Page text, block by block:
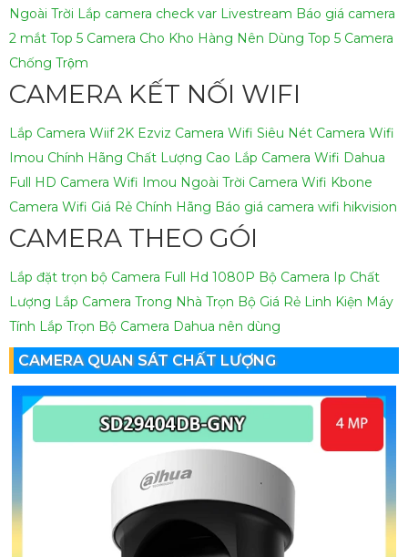
Ngoài Trời Lắp camera check var Livestream Báo giá camera
2 mắt Top 5 Camera Cho Kho Hàng Nên Dùng Top 5 Camera
Chống Trộm
CAMERA KẾT NỐI WIFI
Lắp Camera Wiif 2K Ezviz Camera Wifi Siêu Nét Camera Wifi
Imou Chính Hãng Chất Lượng Cao Lắp Camera Wifi Dahua
Full HD Camera Wifi Imou Ngoài Trời Camera Wifi Kbone
Camera Wifi Giá Rẻ Chính Hãng Báo giá camera wifi hikvision
CAMERA THEO GÓI
Lắp đặt trọn bộ Camera Full Hd 1080P Bộ Camera Ip Chất
Lượng Lắp Camera Trong Nhà Trọn Bộ Giá Rẻ Linh Kiện Máy
Tính Lắp Trọn Bộ Camera Dahua nên dùng
CAMERA QUAN SÁT CHẤT LƯỢNG